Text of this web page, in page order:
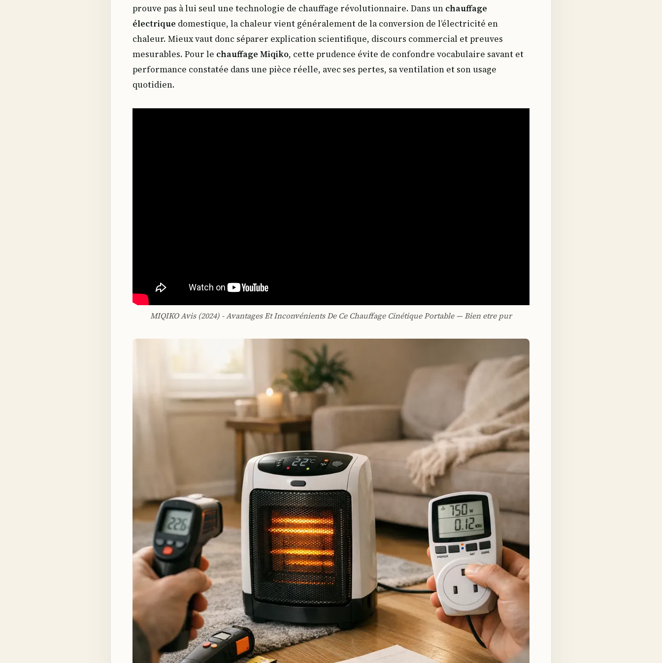
prouve pas à lui seul une technologie de chauffage révolutionnaire. Dans un chauffage
électrique domestique, la chaleur vient généralement de la conversion de l’électricité en
chaleur. Mieux vaut donc séparer explication scientifique, discours commercial et preuves
mesurables. Pour le chauffage Miqiko, cette prudence évite de confondre vocabulaire savant et
performance constatée dans une pièce réelle, avec ses pertes, sa ventilation et son usage
quotidien.
MIQIKO Avis (2024) - Avantages Et Inconvénients De Ce Chauffage Cinétique Portable — Bien etre pur